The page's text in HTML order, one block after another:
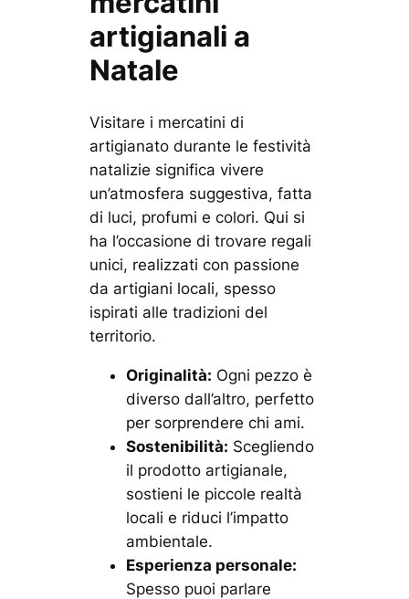
artigianali a
Natale
Visitare i mercatini di
artigianato durante le festività
natalizie significa vivere
un’atmosfera suggestiva, fatta
di luci, profumi e colori. Qui si
ha l’occasione di trovare regali
unici, realizzati con passione
da artigiani locali, spesso
ispirati alle tradizioni del
territorio.
Originalità: Ogni pezzo è
diverso dall’altro, perfetto
per sorprendere chi ami.
Sostenibilità: Scegliendo
il prodotto artigianale,
sostieni le piccole realtà
locali e riduci l’impatto
ambientale.
Esperienza personale:
Spesso puoi parlare